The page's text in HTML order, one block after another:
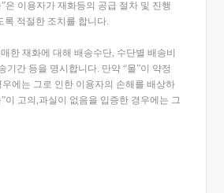
은 이용자가 재화등의 공급 절차 및 진행
록 적절한 조치를 합니다.
한 재화에 대해 배송수단, 수단별 배송비
기간 등을 명시합니다. 만약 “몰”이 약정
에는 그로 인한 이용자의 손해를 배상하
이 고의,과실이 없음을 입증한 경우에는 그